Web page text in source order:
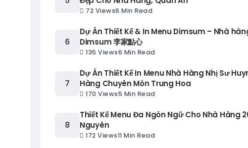
72 Views6 Min Read
Dự Án Thiết Kế & In Menu Dimsum – Nhà
Dimsum 李家點心
135 Views6 Min Read
Dự Án Thiết Kế In Menu Nhà Hàng Nhị Sư
Hàng Chuyên Món Trung Hoa
170 Views5 Min Read
Thiết Kế Menu Đa Ngôn Ngữ Cho Nhà Hàng
Nguyên
172 Views11 Min Read